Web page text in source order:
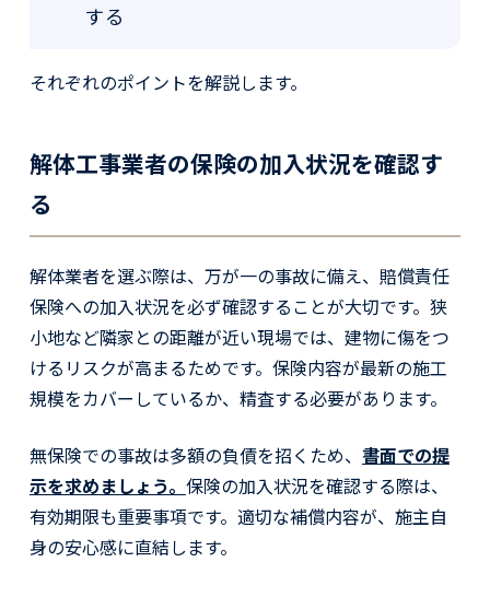
する
それぞれのポイントを解説します。
解体工事業者の保険の加入状況を確認す
る
解体業者を選ぶ際は、万が一の事故に備え、賠償責任
保険への加入状況を必ず確認することが大切です。狭
小地など隣家との距離が近い現場では、建物に傷をつ
けるリスクが高まるためです。保険内容が最新の施工
規模をカバーしているか、精査する必要があります。
無保険での事故は多額の負債を招くため、 書面での提
示を求めましょう。 保険の加入状況を確認する際は、
有効期限も重要事項です。適切な補償内容が、施主自
身の安心感に直結します。